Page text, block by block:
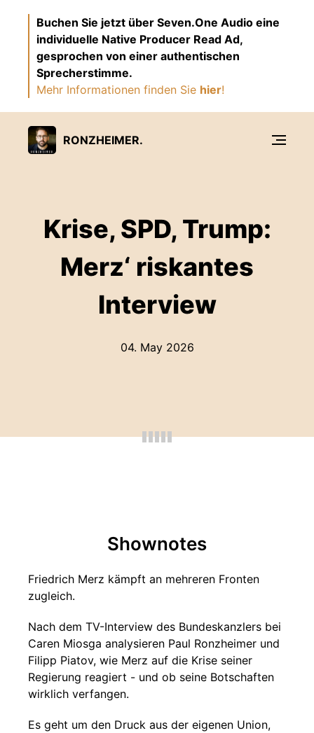
Buchen Sie jetzt über Seven.One Audio eine
individuelle Native Producer Read Ad,
gesprochen von einer authentischen
Sprecherstimme.
Mehr Informationen finden Sie hier!
RONZHEIMER.
Krise, SPD, Trump:
Merz‘ riskantes
Interview
04. May 2026
Shownotes
Friedrich Merz kämpft an mehreren Fronten
zugleich.
Nach dem TV-Interview des Bundeskanzlers bei
Caren Miosga analysieren Paul Ronzheimer und
Filipp Piatov, wie Merz auf die Krise seiner
Regierung reagiert - und ob seine Botschaften
wirklich verfangen.
Es geht um den Druck aus der eigenen Union,